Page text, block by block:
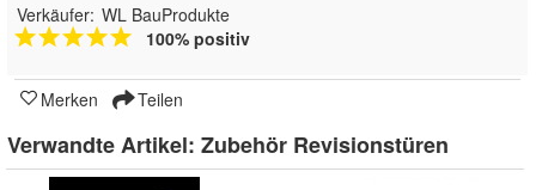
Verkäufer: WL BauProdukte
100% positiv
Merken Teilen
Verwandte Artikel: Zubehör Revisionstüren